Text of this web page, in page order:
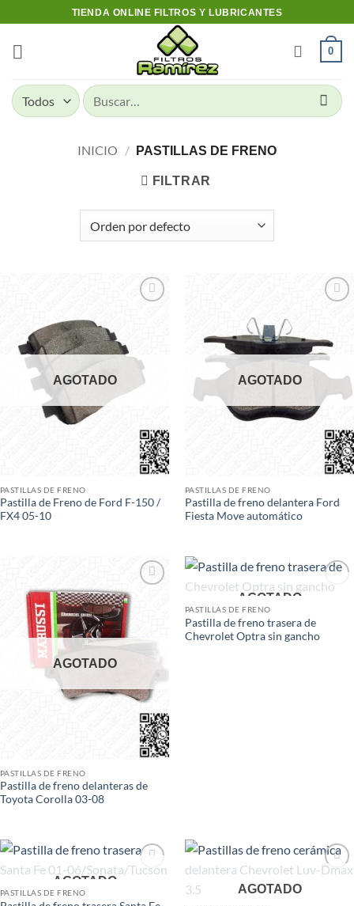
to
content
TIENDA ONLINE FILTROS Y LUBRICANTES
0
Buscar
por:
INICIO / PASTILLAS DE FRENO
FILTRAR
AGOTADO
PASTILLAS DE FRENO
Pastilla de Freno de Ford F-150 /
FX4 05-10
AGOTADO
PASTILLAS DE FRENO
Pastilla de freno delantera Ford
Fiesta Move automático
wishlist
AGOTADO
PASTILLAS DE FRENO
Pastilla de freno delanteras de
Toyota Corolla 03-08
AGOTADO
PASTILLAS DE FRENO
Pastilla de freno trasera de
Chevrolet Optra sin gancho
AGOTADO
PASTILLAS DE FRENO AGOTADO